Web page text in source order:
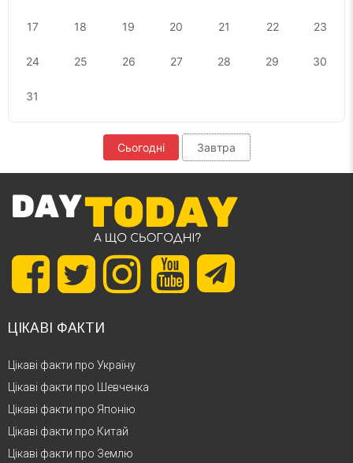
17 18 19 20 21 22 23
24 25 26 27 28 29 30
31
Сьогодні Завтра
ЦІКАВІ ФАКТИ
Цікаві факти про Україну
Цікаві факти про Шевченка
Цікаві факти про Японію
Цікаві факти про Китай
Цікаві факти про Землю